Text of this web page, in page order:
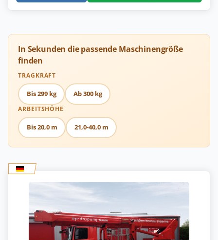
In Sekunden die passende Maschinengröße
finden
TRAGKRAFT
Bis 299 kg Ab 300 kg
ARBEITSHÖHE
Bis 20,0 m 21,0-40,0 m